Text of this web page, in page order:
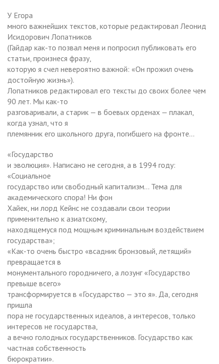
У Егора
много важнейших текстов, которые редактировал Леонид
Исидорович Лопатников
(Гайдар как-то позвал меня и попросил публиковать его
статьи, произнеся фразу,
которую я счел невероятно важной: «Он прожил очень
достойную жизнь»).
Лопатников редактировал его тексты до своих более чем
90 лет. Мы как-то
разговаривали, а старик — в боевых орденах — плакал,
когда узнал, что я
племянник его школьного друга, погибшего на фронте…
«Государство
и эволюция». Написано не сегодня, а в 1994 году:
«Социальное
государство или свободный капитализм… Тема для
академического спора! Ни фон
Хайек, ни лорд Кейнс не создавали свои теории
применительно к азиатскому,
находящемуся под мощным криминальным воздействием
государства»;
«Как-то очень быстро «всадник бронзовый, летящий»
превращается в
монументального городничего, а лозунг «Государство
превыше всего»
трансформируется в «Государство — это я». Да, сегодня
пришла
пора не государственных идеалов, а интересов, только
интересов не государства,
а вечно голодных государственников. Государство как
частная собственность
бюрократии».